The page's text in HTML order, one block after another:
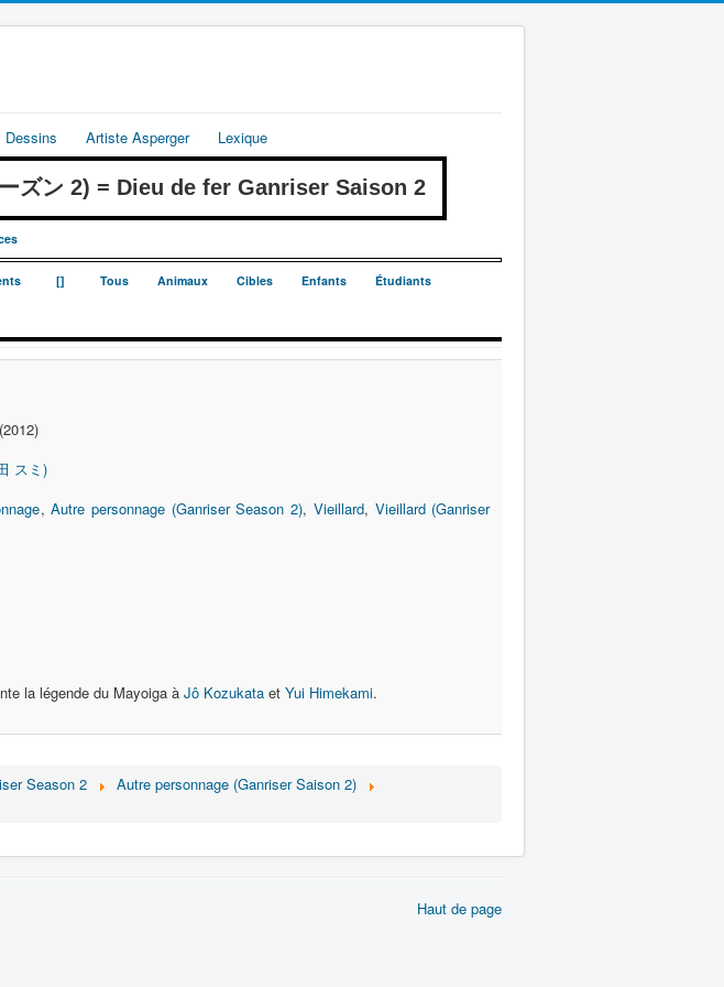
Dessins Artiste Asperger Lexique
ズン 2) = Dieu de fer Ganriser Saison 2
[] Tous Animaux Cibles Enfants Étudiants
(2012)
スミ)
,Autre personnage (Ganriser Season 2), Vieillard, Vieillard (Ganriser
la légende du Mayoiga à Jô Kozukata et Yui Himekami.
Season 2
Autre personnage (Ganriser Saison 2)
Haut de page